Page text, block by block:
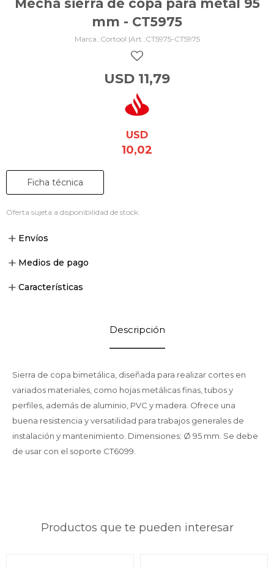
Mecha sierra de copa para metal 95
mm - CT5975
Cortool | CT5975-CT5975
USD 11,79
USD
10,02
Ficha técnica
Oferta sujeta a disponibilidad de stock.
Envíos
Medios de pago
Características
Descripción
Sierra de copa bimetálica, diseñada para realizar cortes en
variados materiales, como hojas metálicas finas, tubos y
perfiles, además de aluminio, PVC y madera. Ofrece una
buena resistencia y versatilidad para trabajos generales de
instalación y mantenimiento. Dimensiones: Ø 95 mm. Se debe
de usar con el soporte CT6099.
Productos que te pueden interesar